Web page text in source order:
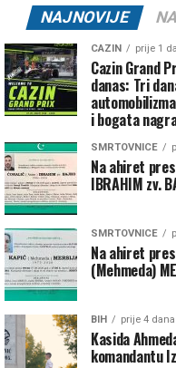
NAJNOVIJE
CAZIN prije 1
Cazin Grand
danas: Tri
i bogata
SMRTOVNICE
Na ahiret
IBRAHIM zv.
SMRTOVNICE
Na ahiret
(Mehmeda)
BIH prije 4 dana
Kasida
komandantu